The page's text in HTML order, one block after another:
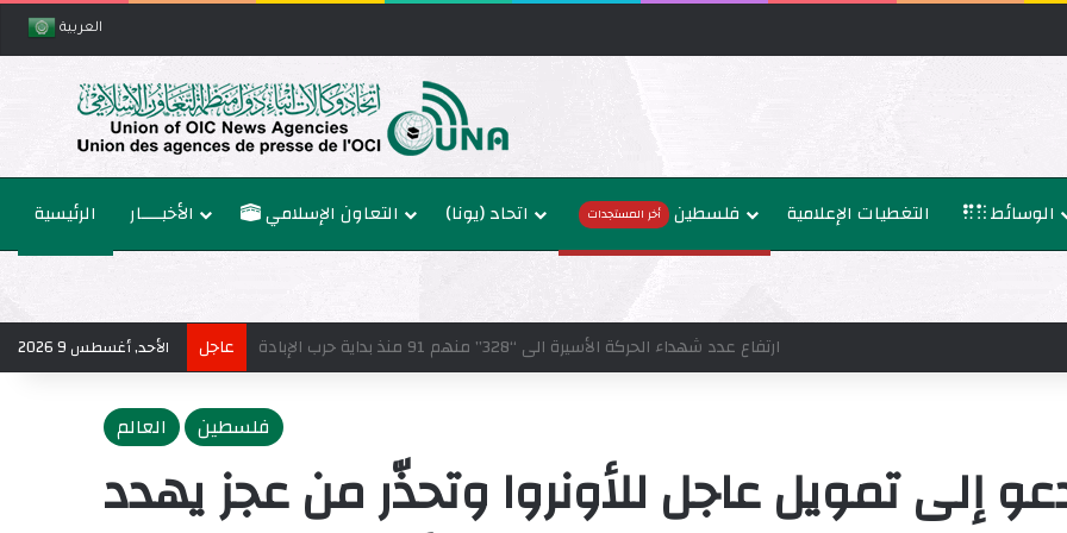
العربية
الرئيسية الأخبــــار التعاون الإسلامي اتحاد (يونا) فلسطين أخر المستجدات التغطيات الإعلامية الوسائط
الأحد, أغسطس 9 2026 عاجل سلطنة عُمان تستنكر الاعتداءات على السفن في مضيق هرمز وتدعو إلى عدم التأثير على مسار المفاوضات
العالم فلسطين
إلى تمويل عاجل للأونروا وتحذّر من عجز يهدد